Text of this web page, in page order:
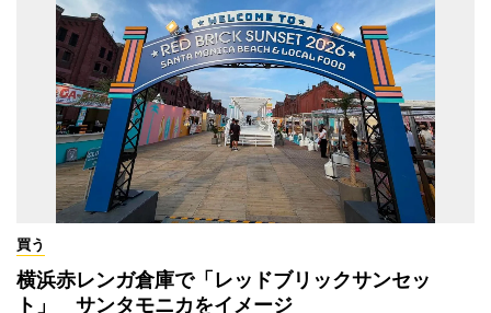
買う
横浜赤レンガ倉庫で「レッドブリックサンセッ
ト」 サンタモニカをイメージ